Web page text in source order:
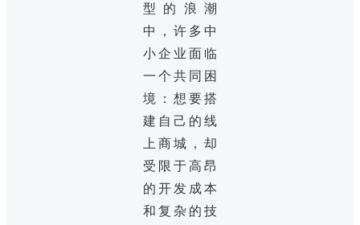
型的浪潮
中，许多中
小企业面临
一个共同困
境：想要搭
建自己的线
上商城，却
受限于高昂
的开发成本
和复杂的技